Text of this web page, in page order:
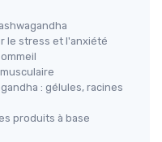
le stress et l'anxiété
: gélules, racines
produits à base